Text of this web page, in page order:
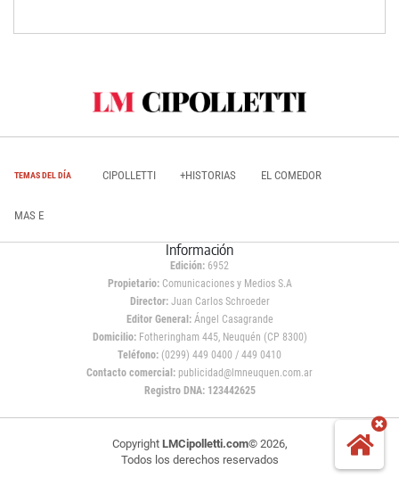
TEMAS DEL DÍA CIPOLLETTI +HISTORIAS EL COMEDOR
MAS E
Información
Edición: 6952
Propietario:Comunicaciones y Medios S.A
Director: Juan Carlos Schroeder
Editor General:Ángel Casagrande
Domicilio:Fotheringham 445, Neuquén (CP 8300)
Teléfono: (0299) 449 0400 / 449 0410
Contacto comercial: publicidad@lmneuquen.com.ar
Registro DNA: 123442625
Copyright LMCipolletti.com© 2026,
Todos los derechos reservados